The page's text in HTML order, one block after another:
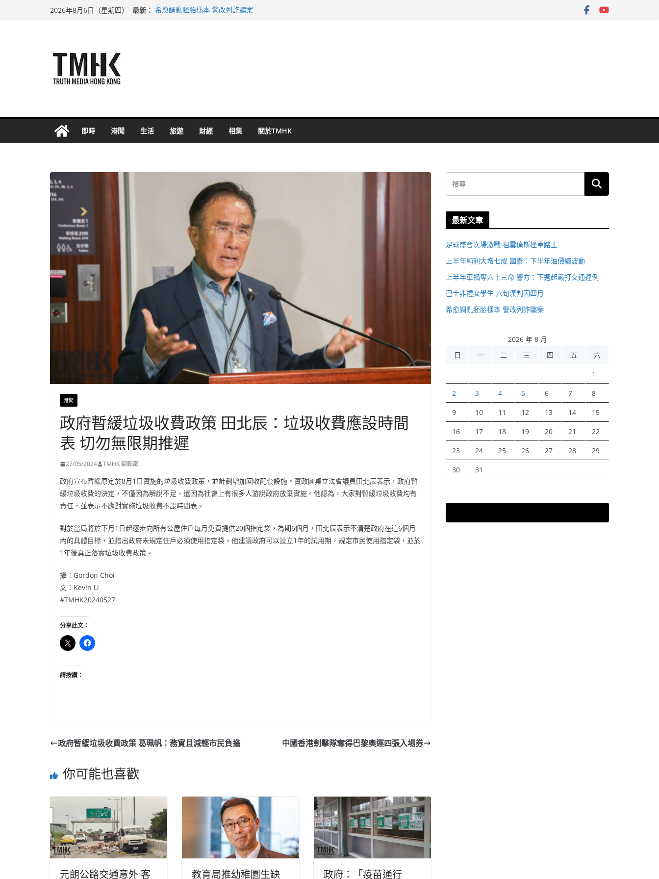
2026年8月6日（星期四） 最新： 希愈調亂胚胎樣本 警改列詐騙案
即時 港聞 生活 旅遊 財經 相集 關於TMHK
港聞
政府暫緩垃圾收費政策 田北辰：垃圾收費應設時間
表 切勿無限期推遲
27/05/2024 TMHK 編輯部
政府宣布暫緩原定於8月1日實施的垃圾收費政策，並計劃增加回收配套設施。實政圓桌立法會議員田北辰表示，政府暫
緩垃圾收費的決定，不僅因為解說不足，還因為社會上有很多人游說政府放棄實施。他認為，大家對暫緩垃圾收費均有
責任，並表示不應對實施垃圾收費不設時間表。
對於當局將於下月1日起逐步向所有公屋住戶每月免費提供20個指定袋，為期6個月，田北辰表示不清楚政府在這6個月
內的具體目標，並指出政府未規定住戶必須使用指定袋。他建議政府可以設立1年的試用期，規定市民使用指定袋，並於
1年後真正落實垃圾收費政策。
攝：Gordon Choi
文：Kevin Li
#TMHK20240527
分享此文：
請按讚：
政府暫緩垃圾收費政策 葛珮帆：務實且減輕市民負擔 中國香港劍擊隊奪得巴黎奧運四張入場券
你可能也喜歡
元朗公路交通意外 客 教育局推幼稚園生缺 政府：「疫苗通行
最新文章
足球盛會次場激戰 祖雲達斯挫車路士
上半年純利大增七成 國泰：下半年油價續波動
上半年車禍奪六十三命 警方：下週起嚴打交通違例
巴士非禮女學生 六旬漢判囚四月
希愈調亂胚胎樣本 警改列詐騙案
2026 年 8 月
日
一 二 三 四 五 六
1
2 3 4 5 6 7 8
9 10 11 12 13 14 15
16 17 18 19 20 21 22
23 24 25 26 27 28 29
30 31